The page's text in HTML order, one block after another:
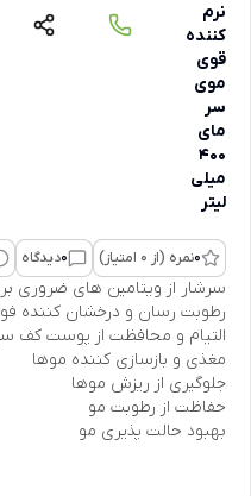
نرم
کننده
قوی
موی
سر
مای
400
میلی
لیتر
0نمره (از 0 امتیاز) 0دیدگاه
سرشار از ویتامین های ضروری
رطوبت رسان و درخشان کننده
التیام و محافظت از پوست کف
مغذی و بازسازی کننده موها
جلوگیری از ریزش موها
حفاظت از رطوبت مو
بهبود حالت پذیری مو